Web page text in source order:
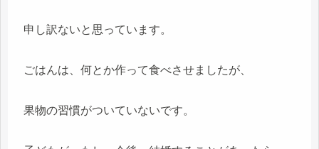
申し訳ないと思っています。
ごはんは、何とか作って食べさせましたが、
果物の習慣がついていないです。